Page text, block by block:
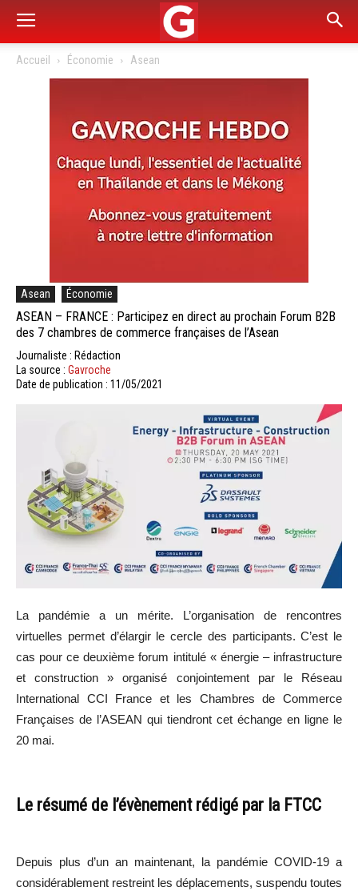
Accueil Économie Asean
Asean Économie
ASEAN – FRANCE : Participez en direct au prochain Forum B2B
des 7 chambres de commerce françaises de l’Asean
Journaliste : Rédaction
La source : Gavroche
Date de publication : 11/05/2021
La pandémie a un mérite. L’organisation de rencontres
virtuelles permet d’élargir le cercle des participants. C’est le
cas pour ce deuxième forum intitulé « énergie – infrastructure
et construction » organisé conjointement par le Réseau
International CCI France et les Chambres de Commerce
Françaises de l’ASEAN qui tiendront cet échange en ligne le
20 mai.
Le résumé de l’évènement rédigé par la FTCC
Depuis plus d’un an maintenant, la pandémie COVID-19 a
considérablement restreint les déplacements, suspendu toutes